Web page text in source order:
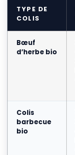
TYPE DE
COLIS
Bœuf
d’herbe bio
Colis
barbecue
bio